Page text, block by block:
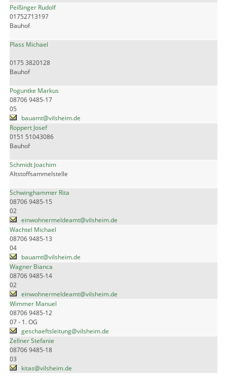
Peißinger Rudolf
01752713197
Bauhof
Plass Michael
0175 3820128
Bauhof
Poguntke Markus
08706 9485-17
05
bauamt@vilsheim.de
Roppert Josef
0151 51043086
Bauhof
Schmidt Joachim
Altstoffsammelstelle
Schwinghammer Rita
08706 9485-15
02
einwohnermeldeamt@vilsheim.de
Wachtel Michael
08706 9485-13
04
bauamt@vilsheim.de
Wagner Bianca
08706 9485-14
02
einwohnermeldeamt@vilsheim.de
Wimmer Manuel
08706 9485-12
07 - 1. OG
geschaeftsleitung@vilsheim.de
Zellner Stefanie
08706 9485-18
03
kitas@vilsheim.de